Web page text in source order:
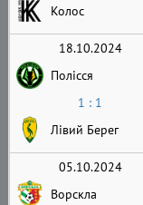
Колос
18.10.2024
Полісся
1 : 1
Лівий Берег
05.10.2024
Ворскла